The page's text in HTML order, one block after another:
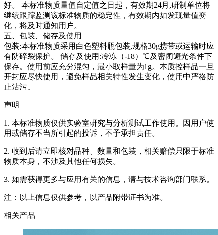
好。 本标准物质量值自定值之日起，有效期24月,研制单位将
继续跟踪监测该标准物质的稳定性，有效期内如发现量值变
化，将及时通知用户。
五、包装、储存及使用
包装:本标准物质采用白色塑料瓶包装,规格30g携带或运输时应
有防碎裂保护。 储存及使用:冷冻（-18）℃及密闭避光条件下
保存。使用前应充分混匀，最小取样量为1g。本质控样品一旦
开封应尽快使用，避免样品相关特性发生变化，使用中严格防
止沾污。
声明
1. 本标准物质仅供实验室研究与分析测试工作使用。因用户使
用或储存不当所引起的投诉，不予承担责任。
2. 收到后请立即核对品种、数量和包装，相关赔偿只限于标准
物质本身，不涉及其他任何损失。
3. 如需获得更多与应用有关的信息，请与技术咨询部门联系。
注：以上信息仅供参考，以产品附带证书为准。
相关产品